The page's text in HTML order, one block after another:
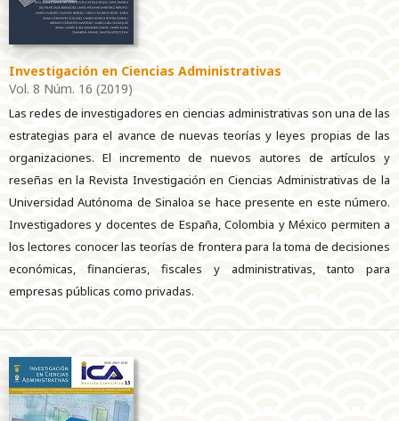
Investigación en Ciencias Administrativas
Vol. 8 Núm. 16 (2019)
Las redes de investigadores en ciencias administrativas son una de las
estrategias para el avance de nuevas teorías y leyes propias de las
organizaciones. El incremento de nuevos autores de artículos y
reseñas en la Revista Investigación en Ciencias Administrativas de la
Universidad Autónoma de Sinaloa se hace presente en este número.
Investigadores y docentes de España, Colombia y México permiten a
los lectores conocer las teorías de frontera para la toma de decisiones
económicas, financieras, fiscales y administrativas, tanto para
empresas públicas como privadas.